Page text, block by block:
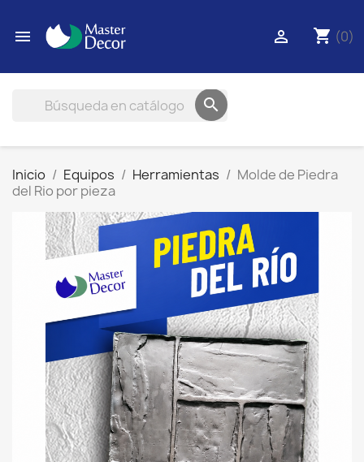
 shopping_cart (0)


Inicio Equipos Herramientas
Molde de Piedra
del Rio por pieza